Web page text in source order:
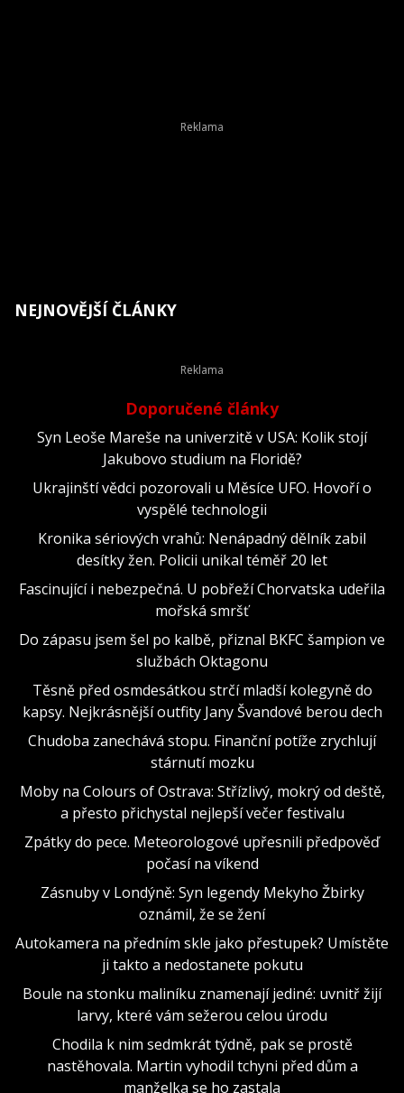
NEJNOVĚJŠÍ ČLÁNKY
Doporučené články
Syn Leoše Mareše na univerzitě v USA: Kolik stojí
Jakubovo studium na Floridě?
Ukrajinští vědci pozorovali u Měsíce UFO. Hovoří o
vyspělé technologii
Kronika sériových vrahů: Nenápadný dělník zabil
desítky žen. Policii unikal téměř 20 let
Fascinující i nebezpečná. U pobřeží Chorvatska udeřila
mořská smršť
Do zápasu jsem šel po kalbě, přiznal BKFC šampion ve
službách Oktagonu
Těsně před osmdesátkou strčí mladší kolegyně do
kapsy. Nejkrásnější outfity Jany Švandové berou dech
Chudoba zanechává stopu. Finanční potíže zrychlují
stárnutí mozku
Moby na Colours of Ostrava: Střízlivý, mokrý od deště,
a přesto přichystal nejlepší večer festivalu
Zpátky do pece. Meteorologové upřesnili předpověď
počasí na víkend
Zásnuby v Londýně: Syn legendy Mekyho Žbirky
oznámil, že se žení
Autokamera na předním skle jako přestupek? Umístěte
ji takto a nedostanete pokutu
Boule na stonku maliníku znamenají jediné: uvnitř žijí
larvy, které vám sežerou celou úrodu
Chodila k nim sedmkrát týdně, pak se prostě
nastěhovala. Martin vyhodil tchyni před dům a
manželka se ho zastala